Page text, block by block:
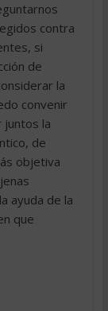
contra
si
de
la
convenir
juntos la
de
objetiva
ayuda de la
que